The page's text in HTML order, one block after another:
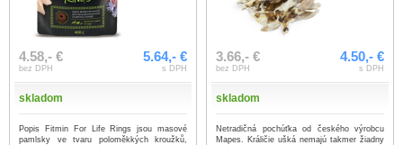
4.58,- €
bez DPH
5.64,- €
s DPH
skladom
Popis Fitmin For Life Rings jsou masové
pamlsky ve tvaru poloměkkých kroužků,
3.66,- €
bez DPH
4.50,- €
s DPH
skladom
Netradičná pochúťka od českého výrobcu
Mapes. Králičie ušká nemajú takmer žiadny